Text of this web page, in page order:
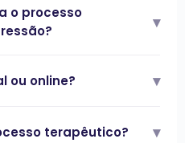
o processo
▾
ou online? ▾
terapêutico? ▾